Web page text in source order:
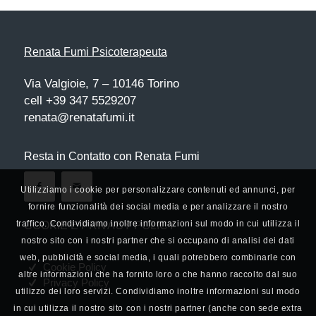
Renata Fumi Psicoterapeuta
Via Valgioie, 7 – 10146 Torino
cell +39 347 5529207
renata@renatafumi.it
Resta in Contatto con Renata Fumi
COOKIE E PRIVACY POLICY
Cookie Policy
Privacy Policy
Utilizziamo i cookie per personalizzare contenuti ed annunci, per
fornire funzionalità dei social media e per analizzare il nostro
traffico. Condividiamo inoltre informazioni sul modo in cui utilizza il
nostro sito con i nostri partner che si occupano di analisi dei dati
web, pubblicità e social media, i quali potrebbero combinarle con
altre informazioni che ha fornito loro o che hanno raccolto dal suo
utilizzo dei loro servizi. Condividiamo inoltre informazioni sul modo
in cui utilizza il nostro sito con i nostri partner (anche con sede extra